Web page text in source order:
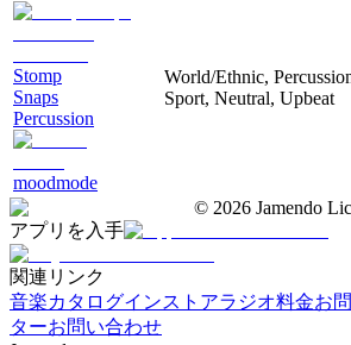
Stomp
Snaps
Percussion
moodmode
World/Ethnic,
Sport, Neutral, Upbeat
© 2026 Jamendo
アプリを入手
関連リンク
音楽カタログインストアラジオ料金お
ターお問い合わせ